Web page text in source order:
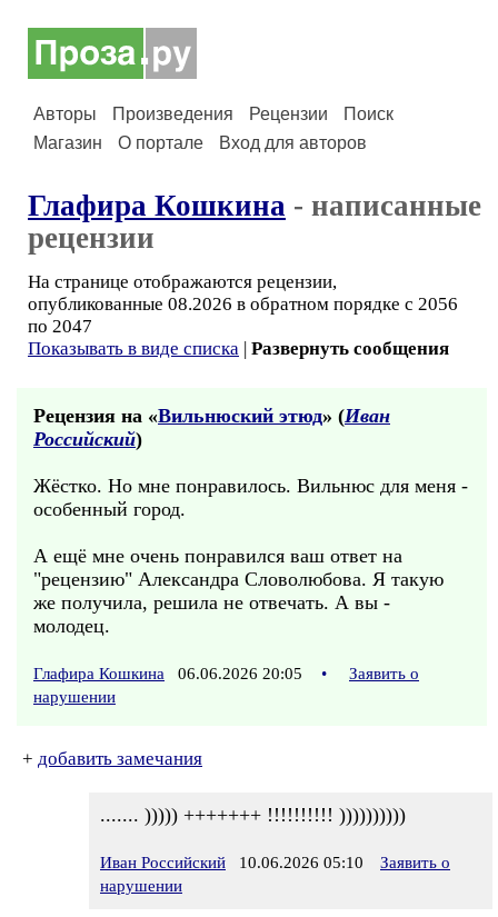
Авторы Произведения Рецензии
Поиск
Магазин
О портале Вход для авторов
Глафира Кошкина - написанные
рецензии
На странице отображаются рецензии,
опубликованные 08.2026 в обратном порядке с 2056
по 2047
Показывать в виде списка | Развернуть сообщения
Рецензия на «Вильнюский этюд» (Иван
Российский)
Жёстко. Но мне понравилось. Вильнюс для меня -
особенный город.
А ещё мне очень понравился ваш ответ на
"рецензию" Александра Словолюбова. Я такую
же получила, решила не отвечать. А вы -
молодец.
Глафира Кошкина 06.06.2026 20:05 •
Заявить о
нарушении
+ добавить замечания
....... ))))) +++++++ !!!!!!!!!! ))))))))))
Иван Российский 10.06.2026 05:10
Заявить о
нарушении